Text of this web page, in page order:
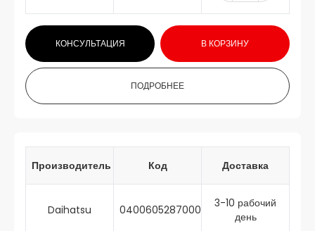
КОНСУЛЬТАЦИЯ В КОРЗИНУ
ПОДРОБНЕЕ
Производитель Код Доставка
Daihatsu 0400605287000
3-10 рабочий
день